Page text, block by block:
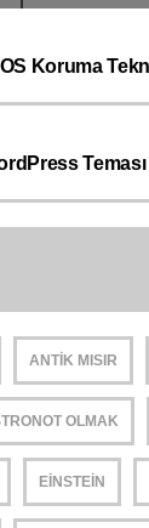
Koruma
Teması
ANTIK MISIR
OLMAK
EINSTEIN